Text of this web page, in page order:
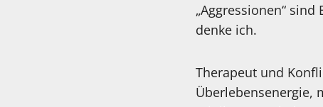
„Aggressionen“
denke ich.
Therapeut und
Überlebensenergie,